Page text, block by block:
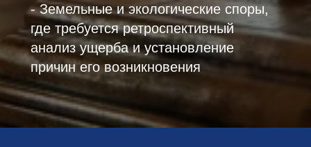
- Земельные и экологические споры,
где требуется ретроспективный
анализ ущерба и установление
причин его возникновения